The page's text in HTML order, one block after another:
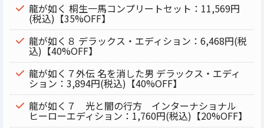
龍が如く 桐生一馬コンプリートセット：11,569円
(税込)【35%OFF】
龍が如く８ デラックス・エディション：6,468円(税
込)【40%OFF】
龍が如く７外伝 名を消した男 デラックス・エディ
ション：3,894円(税込)【40%OFF】
龍が如く７ 光と闇の行方 インターナショナル
ヒーローエディション：1,760円(税込)【20%OFF】